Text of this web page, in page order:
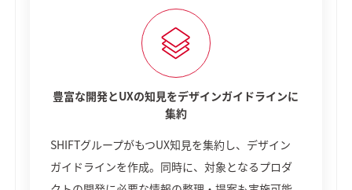
豊富な開発とUXの知見をデザインガイドラインに
集約
SHIFTグループがもつUX知見を集約し、デザイン
ガイドラインを作成。同時に、対象となるプロダ